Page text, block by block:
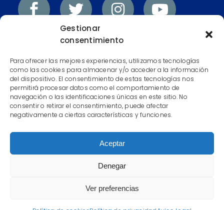
Gestionar
consentimiento
Para ofrecer las mejores experiencias, utilizamos tecnologías
como las cookies para almacenar y/o acceder a la información
del dispositivo. El consentimiento de estas tecnologías nos
permitirá procesar datos como el comportamiento de
navegación o las identificaciones únicas en este sitio. No
consentir o retirar el consentimiento, puede afectar
negativamente a ciertas características y funciones.
Aceptar
Denegar
Ver preferencias
Contacta con nosotros
+34 985 37 03 17 (Gijón)
+34 985 23 15 59 (Oviedo)
+34 674 978 400 (Madrid)
Email: Secretaría (Oviedo)